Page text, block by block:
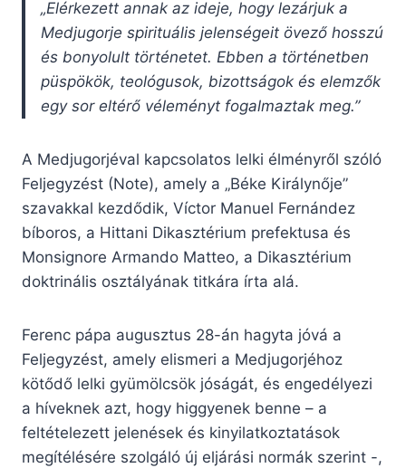
„Elérkezett annak az ideje, hogy lezárjuk a
Medjugorje spirituális jelenségeit övező hosszú
és bonyolult történetet. Ebben a történetben
püspökök, teológusok, bizottságok és elemzők
egy sor eltérő véleményt fogalmaztak meg.”
A Medjugorjéval kapcsolatos lelki élményről szóló
Feljegyzést (Note), amely a „Béke Királynője”
szavakkal kezdődik, Víctor Manuel Fernández
bíboros, a Hittani Dikasztérium prefektusa és
Monsignore Armando Matteo, a Dikasztérium
doktrinális osztályának titkára írta alá.
Ferenc pápa augusztus 28-án hagyta jóvá a
Feljegyzést, amely elismeri a Medjugorjéhoz
kötődő lelki gyümölcsök jóságát, és engedélyezi
a híveknek azt, hogy higgyenek benne – a
feltételezett jelenések és kinyilatkoztatások
megítélésére szolgáló új eljárási normák szerint -,